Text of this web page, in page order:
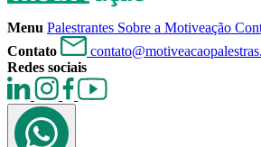
Menu Palestrantes Sobre a Motiveação
Contato
Redes sociais